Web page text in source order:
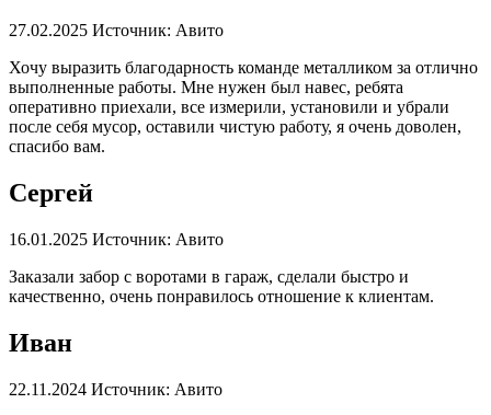
27.02.2025 Источник: Авито
Хочу выразить благодарность команде металликом за отлично
выполненные работы. Мне нужен был навес, ребята
оперативно приехали, все измерили, установили и убрали
после себя мусор, оставили чистую работу, я очень доволен,
спасибо вам.
Сергей
16.01.2025 Источник: Авито
Заказали забор с воротами в гараж, сделали быстро и
качественно, очень понравилось отношение к клиентам.
Иван
22.11.2024 Источник: Авито